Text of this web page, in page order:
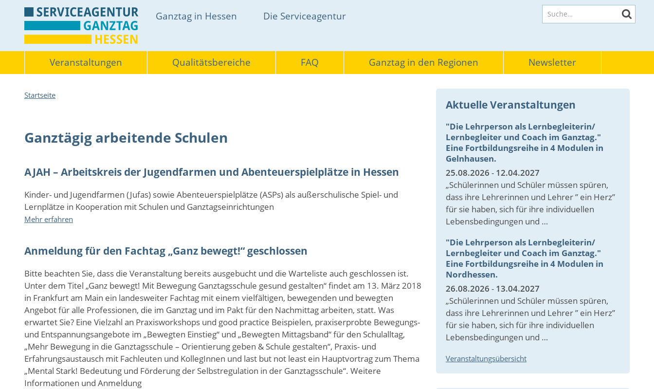
Suche
Hauptnavigation
Ganztag in Hessen Die Serviceagentur
Veranstaltungen Qualitätsbereiche FAQ Ganztag in den Regionen Newsletter
Pfadnavigation
Startseite
Ganztägig arbeitende Schulen
AJAH – Arbeitskreis der Jugendfarmen und Abenteuerspielplätze in Hessen
Kinder- und Jugendfarmen (Jufas) sowie Abenteuerspielplätze (ASPs) als außerschulische Spiel- und
Lernplätze in Kooperation mit Schulen und Ganztagseinrichtungen
Mehr erfahren
Arbeitskreis
der
Jugendfarmen
und
Abenteuerspielplätze
in
Hessen
Anmeldung für den Fachtag „Ganz bewegt!“ geschlossen
Bitte beachten Sie, dass die Veranstaltung bereits ausgebucht und die Warteliste auch geschlossen ist.
Unter dem Titel „Ganz bewegt! Mit Bewegung Ganztagsschule gesund gestalten“ findet am 13. März 2018
in Frankfurt am Main ein landesweiter Fachtag mit einem vielfältigen, bewegenden und bewegten
Angebot für alle Professionen, die im Ganztag und im Pakt für den Nachmittag arbeiten, statt. Was
erwartet Sie? Eine Vielzahl an Praxisworkshops und good practice Beispielen, praxiserprobte Bewegungs-
und Entspannungsangebote im „Bewegten Einstieg“ und „Bewegten Mittagsband“ für den Schulalltag,
„Mehr Bewegung in die Ganztagsschule – Orientierung geben & Schule gestalten“, Praxis- und
Erfahrungsaustausch mit Fachleuten und KollegInnen und last but not least ein Hauptvortrag zum Thema
„Mental Stark! Bedeutung und Förderung der Selbstregulation in der Ganztagsschule“. Weitere
Informationen und Anmeldung
Aktuelle Veranstaltungen
"Die Lehrperson als Lernbegleiterin/
Lernbegleiter und Coach im Ganztag."
Eine Fortbildungsreihe in 4 Modulen in
Gelnhausen.
25.08.2026 - 12.04.2027
„Schülerinnen und Schüler müssen spüren,
dass ihre Lehrerinnen und Lehrer ” ein Herz”
für sie haben, sich für ihre individuellen
Lebensbedingungen und …
"Die Lehrperson als Lernbegleiterin/
Lernbegleiter und Coach im Ganztag."
Eine Fortbildungsreihe in 4 Modulen in
Nordhessen.
26.08.2026 - 13.04.2027
„Schülerinnen und Schüler müssen spüren,
dass ihre Lehrerinnen und Lehrer ” ein Herz”
für sie haben, sich für ihre individuellen
Lebensbedingungen und …
Veranstaltungsübersicht